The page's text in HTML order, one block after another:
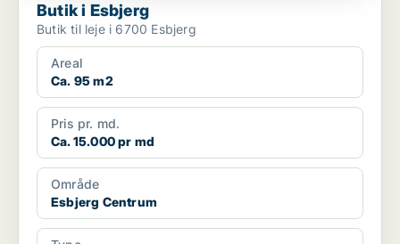
Butik i Esbjerg
Butik til leje i 6700 Esbjerg
Areal
Ca. 95 m2
Pris pr. md.
Ca. 15.000 pr md
Område
Esbjerg Centrum